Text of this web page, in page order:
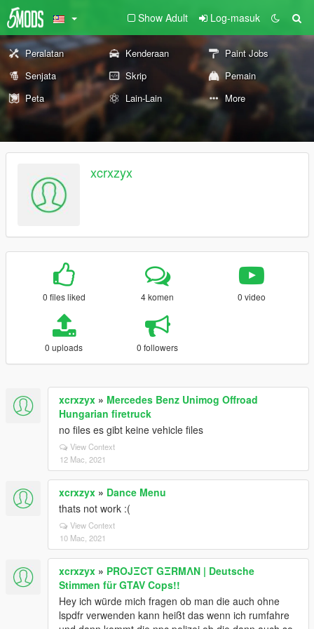
Show Adult Log-masuk
Peralatan Kenderaan
Paint Jobs
Senjata
Skrip
Pemain
Peta
Lain-Lain More
xcrxzyx
0 files liked 4 komen 0 video
0 uploads 0 followers
xcrxzyx » Mercedes Benz Unimog Offroad
Hungarian firetruck
no files es gibt keine vehicle files
View Context
12 Mac, 2021
xcrxzyx » Dance Menu
thats not work :(
View Context
10 Mac, 2021
xcrxzyx » PROJΞCT GΞRMΛN | Deutsche
Stimmen für GTAV Cops!!
Hey ich würde mich fragen ob man die auch ohne
lspdfr verwenden kann heißt das wenn ich rumfahre